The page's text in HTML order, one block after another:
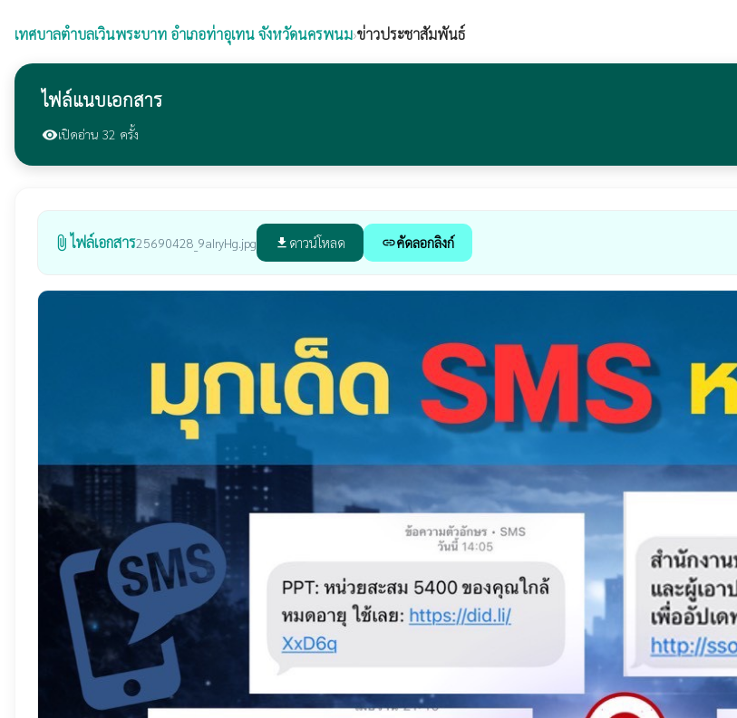
เทศบาลตำบลเวินพระบาท อำเภอท่าอุเทน จังหวัดนครพนม›ข่าวประชาสัมพันธ์
ไฟล์แนบเอกสาร
visibilityเปิดอ่าน 32 ครั้ง
attach_file ไฟล์เอกสาร25690428_9aIryHg.jpg file_download ดาวน์โหลด linkคัดลอกลิงก์